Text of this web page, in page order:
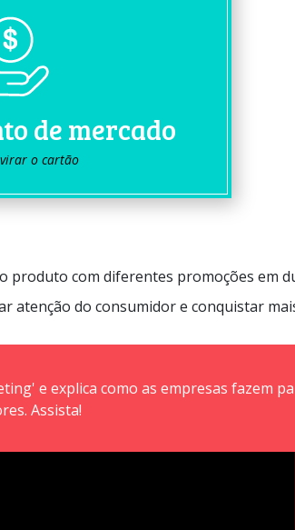
de mercado
o cartão
de mercado
oferta claramente diferente
na mente dos consumidores
às outras organizações
produto com diferentes promoções em
atenção do consumidor e conquistar
e explica como as empresas fazem
Assista!